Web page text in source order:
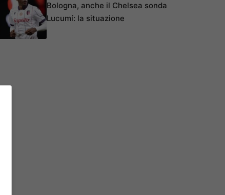
Bologna, anche il Chelsea sonda
Lucumí: la situazione